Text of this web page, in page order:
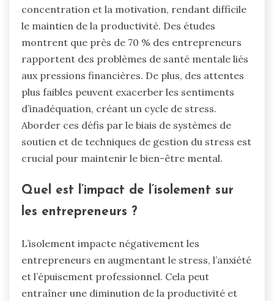
concentration et la motivation, rendant difficile
le maintien de la productivité. Des études
montrent que près de 70 % des entrepreneurs
rapportent des problèmes de santé mentale liés
aux pressions financières. De plus, des attentes
plus faibles peuvent exacerber les sentiments
d’inadéquation, créant un cycle de stress.
Aborder ces défis par le biais de systèmes de
soutien et de techniques de gestion du stress est
crucial pour maintenir le bien-être mental.
Quel est l’impact de l’isolement sur
les entrepreneurs ?
L’isolement impacte négativement les
entrepreneurs en augmentant le stress, l’anxiété
et l’épuisement professionnel. Cela peut
entraîner une diminution de la productivité et